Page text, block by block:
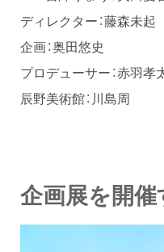
ディレクター：藤森未起
企画：奥田悠史
プロデューサー：赤羽孝
辰野美術館：川島周
企画展を開